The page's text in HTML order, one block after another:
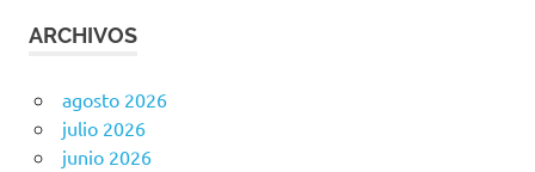
ARCHIVOS
agosto 2026
julio 2026
junio 2026